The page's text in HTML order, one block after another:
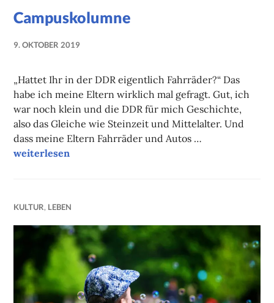
Campuskolumne
9. OKTOBER 2019
„Hattet Ihr in der DDR eigentlich Fahrräder?“ Das
habe ich meine Eltern wirklich mal gefragt. Gut, ich
war noch klein und die DDR für mich Geschichte,
also das Gleiche wie Steinzeit und Mittelalter. Und
dass meine Eltern Fahrräder und Autos …
Campuskolumne
weiterlesen
KULTUR, LEBEN